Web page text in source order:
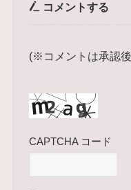
コメントする
(※コメントは承認
CAPTCHA コード